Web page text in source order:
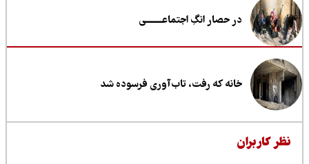
در حصار انگِ اجتماعــــــــی
خانه که رفت، تاب‌آوری فرسوده شد
کاربران